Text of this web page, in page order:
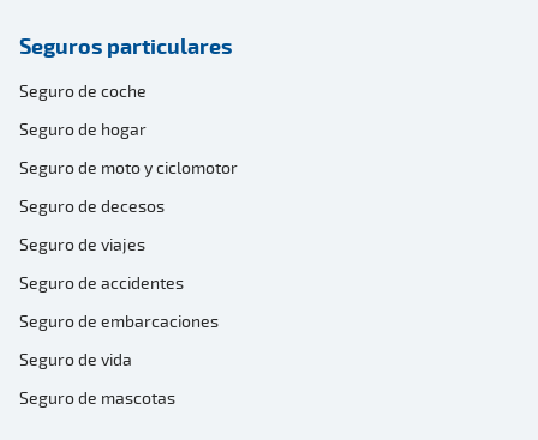
Seguros particulares
Seguro de coche
Seguro de hogar
Seguro de moto y ciclomotor
Seguro de decesos
Seguro de viajes
Seguro de accidentes
Seguro de embarcaciones
Seguro de vida
Seguro de mascotas